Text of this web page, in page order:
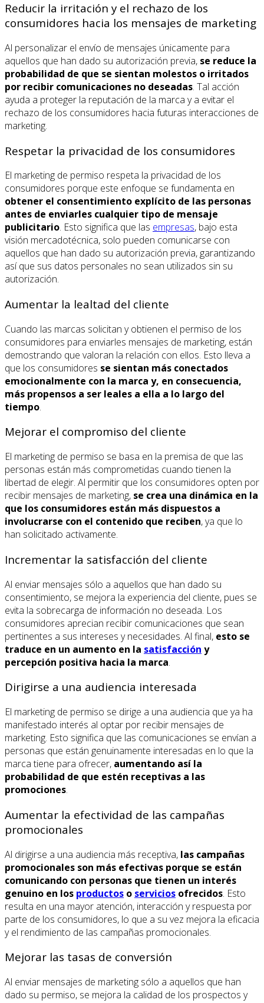
Reducir la irritación y el rechazo de los
consumidores hacia los mensajes de marketing
Al personalizar el envío de mensajes únicamente para
aquellos que han dado su autorización previa, se reduce la
probabilidad de que se sientan molestos o irritados
por recibir comunicaciones no deseadas. Tal acción
ayuda a proteger la reputación de la marca y a evitar el
rechazo de los consumidores hacia futuras interacciones de
marketing.
Respetar la privacidad de los consumidores
El marketing de permiso respeta la privacidad de los
consumidores porque este enfoque se fundamenta en
obtener el consentimiento explícito de las personas
antes de enviarles cualquier tipo de mensaje
publicitario. Esto significa que las empresas, bajo esta
visión mercadotécnica, solo pueden comunicarse con
aquellos que han dado su autorización previa, garantizando
así que sus datos personales no sean utilizados sin su
autorización.
Aumentar la lealtad del cliente
Cuando las marcas solicitan y obtienen el permiso de los
consumidores para enviarles mensajes de marketing, están
demostrando que valoran la relación con ellos. Esto lleva a
que los consumidores se sientan más conectados
emocionalmente con la marca y, en consecuencia,
más propensos a ser leales a ella a lo largo del
tiempo.
Mejorar el compromiso del cliente
El marketing de permiso se basa en la premisa de que las
personas están más comprometidas cuando tienen la
libertad de elegir. Al permitir que los consumidores opten por
recibir mensajes de marketing, se crea una dinámica en la
que los consumidores están más dispuestos a
involucrarse con el contenido que reciben, ya que lo
han solicitado activamente.
Incrementar la satisfacción del cliente
Al enviar mensajes sólo a aquellos que han dado su
consentimiento, se mejora la experiencia del cliente, pues se
evita la sobrecarga de información no deseada. Los
consumidores aprecian recibir comunicaciones que sean
pertinentes a sus intereses y necesidades. Al final, esto se
traduce en un aumento en la satisfacción y
percepción positiva hacia la marca.
Dirigirse a una audiencia interesada
El marketing de permiso se dirige a una audiencia que ya ha
manifestado interés al optar por recibir mensajes de
marketing. Esto significa que las comunicaciones se envían a
personas que están genuinamente interesadas en lo que la
marca tiene para ofrecer, aumentando así la
probabilidad de que estén receptivas a las
promociones.
Aumentar la efectividad de las campañas
promocionales
Al dirigirse a una audiencia más receptiva, las campañas
promocionales son más efectivas porque se están
comunicando con personas que tienen un interés
genuino en los productos o servicios ofrecidos. Esto
resulta en una mayor atención, interacción y respuesta por
parte de los consumidores, lo que a su vez mejora la eficacia
y el rendimiento de las campañas promocionales.
Mejorar las tasas de conversión
Al enviar mensajes de marketing sólo a aquellos que han
dado su permiso, se mejora la calidad de los prospectos y